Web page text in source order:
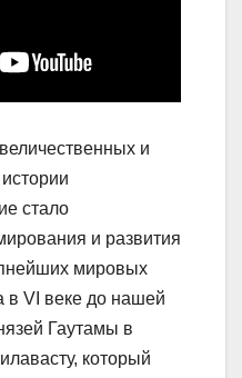
и
стало
и развития
мировых
в VI веке до нашей
Гаутамы в
который